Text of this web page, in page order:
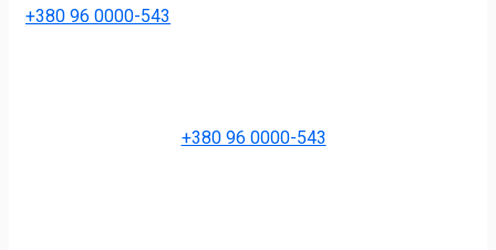
+380 96 0000-543
+380 96 0000-543